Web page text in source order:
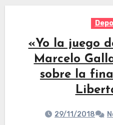
«Yo la juego
Marcelo
sobre la
29/11/2018